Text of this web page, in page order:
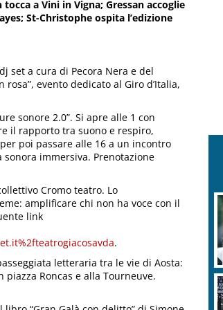
a Vini in Vigna; Gressan accoglie
St-Christophe ospita l’edizione
set a cura di Pecora Nera e del
evento dedicato al Giro d’Italia,
sonore 2.0”. Si apre alle 1 con
il rapporto tra suono e respiro,
poi passare alle 16 a un incontro
immersiva. Prenotazione
Cromo teatro. Lo
amplificare chi non ha voce con il
link
.
letteraria tra le vie di Aosta:
Roncas e alla Tourneuve.